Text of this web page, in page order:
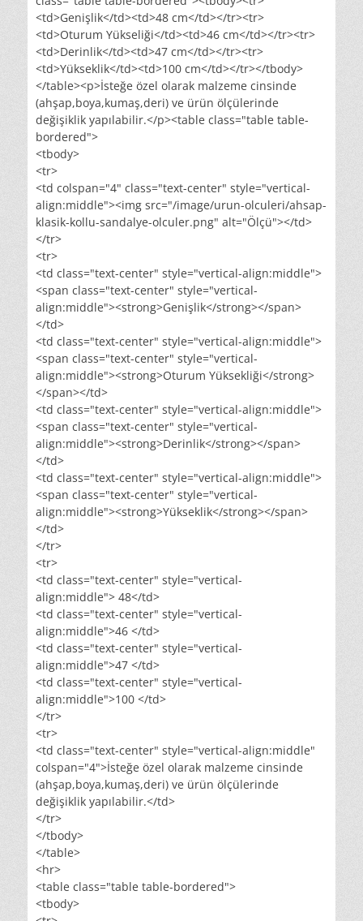
<td>Genişlik</td><td>48 cm</td></tr><tr>
<td>Oturum Yükseliği</td><td>46 cm</td></tr><tr>
<td>Derinlik</td><td>47 cm</td></tr><tr>
<td>Yükseklik</td><td>100 cm</td></tr></tbody>
</table><p>İsteğe özel olarak malzeme cinsinde
(ahşap,boya,kumaş,deri) ve ürün ölçülerinde
değişiklik yapılabilir.</p><table class="table table-
bordered">
<tbody>
<tr>
<td colspan="4" class="text-center" style="vertical-
align:middle"><img src="/image/urun-olculeri/ahsap-
klasik-kollu-sandalye-olculer.png" alt="Ölçü"></td>
</tr>
<tr>
<td class="text-center" style="vertical-align:middle">
<span class="text-center" style="vertical-
align:middle"><strong>Genişlik</strong></span>
</td>
<td class="text-center" style="vertical-align:middle">
<span class="text-center" style="vertical-
align:middle"><strong>Oturum Yüksekliği</strong>
</span></td>
<td class="text-center" style="vertical-align:middle">
<span class="text-center" style="vertical-
align:middle"><strong>Derinlik</strong></span>
</td>
<td class="text-center" style="vertical-align:middle">
<span class="text-center" style="vertical-
align:middle"><strong>Yükseklik</strong></span>
</td>
</tr>
<tr>
<td class="text-center" style="vertical-
align:middle"> 48</td>
<td class="text-center" style="vertical-
align:middle">46 </td>
<td class="text-center" style="vertical-
align:middle">47 </td>
<td class="text-center" style="vertical-
align:middle">100 </td>
</tr>
<tr>
<td class="text-center" style="vertical-align:middle"
colspan="4">İsteğe özel olarak malzeme cinsinde
(ahşap,boya,kumaş,deri) ve ürün ölçülerinde
değişiklik yapılabilir.</td>
</tr>
</tbody>
</table>
<hr>
<table class="table table-bordered">
<tbody>